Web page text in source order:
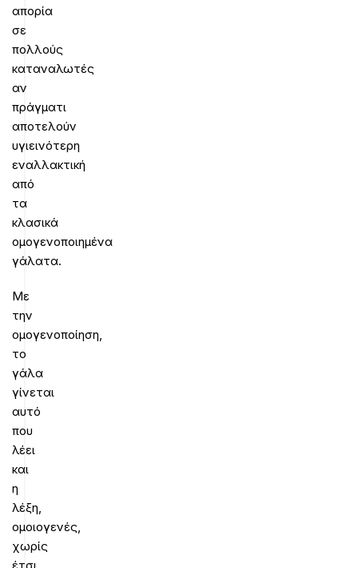
απορία
σε
πολλούς
καταναλωτές
αν
πράγματι
αποτελούν
υγιεινότερη
εναλλακτική
από
τα
κλασικά
ομογενοποιημένα
γάλατα.
Με
την
ομογενοποίηση,
το
γάλα
γίνεται
αυτό
που
λέει
και
η
λέξη,
ομοιογενές,
χωρίς